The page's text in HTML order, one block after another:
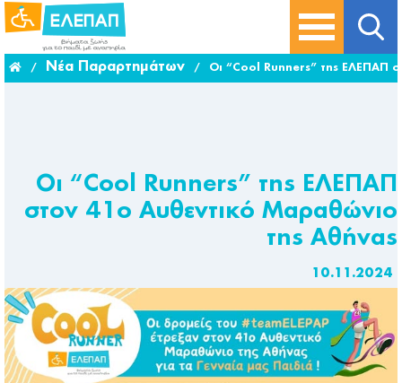
/ Νέα Παραρτημάτων / Οι “Cool Runners” της ΕΛΕΠΑΠ
Οι “Cool Runners” της ΕΛΕΠΑΠ
στον 41ο Αυθεντικό Μαραθώνιο
της Αθήνας
10.11.2024